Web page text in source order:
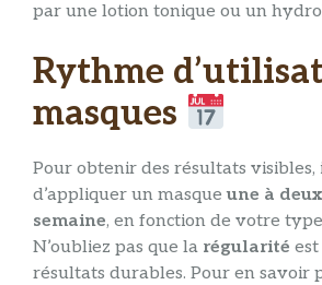
par une lotion tonique ou un
Rythme
masques
Pour obtenir des résultats visibles,
d’appliquer un masqueune à
semaine, en fonction de votre
N’oubliez pas que la régularité
résultats durables. Pour en savoir